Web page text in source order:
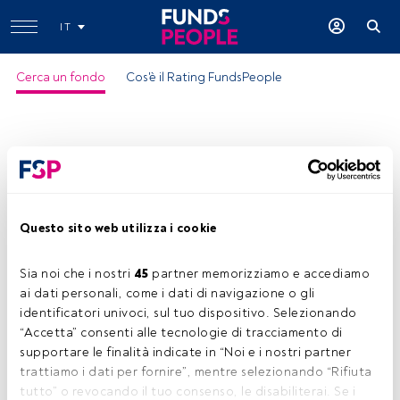
Questo sito web utilizza i cookie
Sia noi che i nostri 45 partner memorizziamo e accediamo
ai dati personali, come i dati di navigazione o gli
identificatori univoci, sul tuo dispositivo. Selezionando
“Accetta” consenti alle tecnologie di tracciamento di
supportare le finalità indicate in “Noi e i nostri partner
trattiamo i dati per fornire”, mentre selezionando “Rifiuta
tutto” o revocando il tuo consenso, le disabiliterai. Se i
IT
Cerca un fondo Cos'è il Rating FundsPeople